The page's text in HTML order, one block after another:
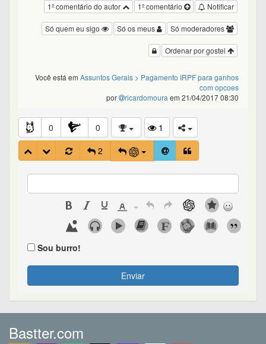
Notificar
1º comentário
1º comentário do autor
Só moderadores
Só os meus
Só quem eu sigo
Ordenar por gostei
Você está em Assuntos Gerais > Pagamento IRPF para ganhos
com opcoes
por
ricardomouraem 21/04/2017 08:30
0 0
1
2
Sou burro!
Enviar
Bastter.com